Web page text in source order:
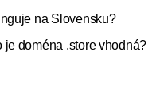
na Slovensku?
je doména .store vhodná?